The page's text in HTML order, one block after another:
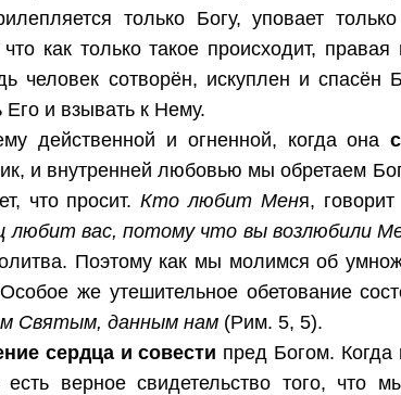
только Богу, уповает
как только такое происходит, правая
человек сотворён, искуплен и спасён
Его и взывать к Нему.
действенной и огненной, когда она
и внутренней любовью мы обретаем
что просит.Кто любит Меня,
вас, потому что вы возлюбили
Поэтому как мы молимся об
же утешительное обетование
Святым, данным нам (Рим. 5, 5).
сердца и совести пред Богом.
верное свидетельство того, что